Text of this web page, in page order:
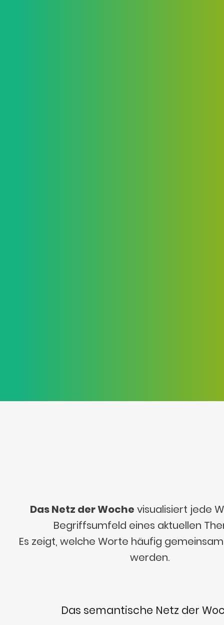
Das Netz der Woche visualisiert jede
Begriffsumfeld eines aktuellen
Es zeigt, welche Worte häufig
werden.
Das semantische Netz der